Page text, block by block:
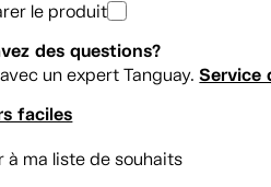
le produit
des questions?
un expert Tanguay.Service
faciles
à ma liste de souhaits